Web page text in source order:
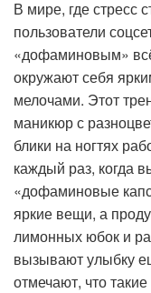
В мире, где стресс
пользователи
«дофаминовым»
окружают себя
мелочами. Этот
маникюр с
блики на ногтях
каждый раз, когда
«дофаминовые
яркие вещи, а
лимонных юбок и
вызывают улыбку
отмечают, что